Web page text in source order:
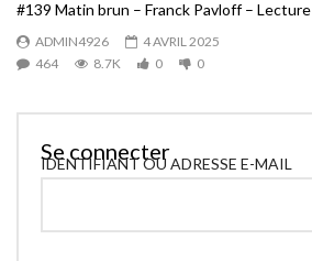
#139 Matin brun – Franck Pavloff – Lecture
ADMIN4926
4 AVRIL 2025
464
8.7K 0 0
Se connecter
IDENTIFIANT OU ADRESSE E-MAIL